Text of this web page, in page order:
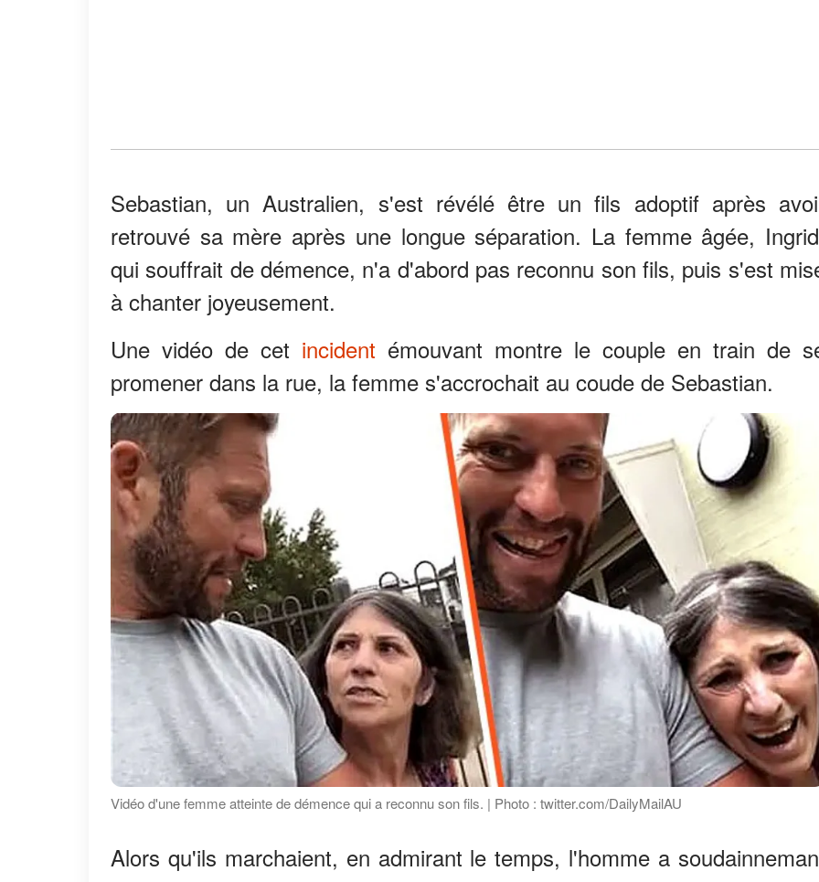
Sebastian, un Australien, s'est révélé être un fils adoptif après
retrouvé sa mère après une longue séparation. La femme âgée,
qui souffrait de démence, n'a d'abord pas reconnu son fils, puis s'est
à chanter joyeusement.
Une vidéo de cet incident émouvant montre le couple en train de
promener dans la rue, la femme s'accrochait au coude de Sebastian.
Vidéo d'une femme atteinte de démence qui a reconnu son fils. | Photo : twitter.com/DailyMailAU
Alors qu'ils marchaient, en admirant le temps, l'homme a